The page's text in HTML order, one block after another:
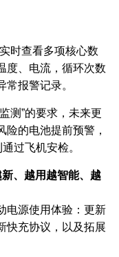
时查看多项核心数
度、电流，循环次数
常报警记录。
测”的要求，未来更
的电池提前预警，
过飞机安检。
、越用越智能、越
电源使用体验：更新
快充协议，以及拓展